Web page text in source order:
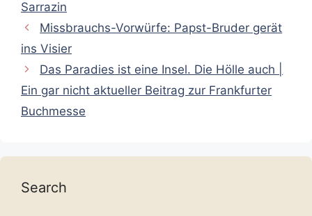
Sarrazin
Missbrauchs-Vorwürfe: Papst-Bruder gerät
ins Visier
Das Paradies ist eine Insel. Die Hölle auch |
Ein gar nicht aktueller Beitrag zur Frankfurter
Buchmesse
Search